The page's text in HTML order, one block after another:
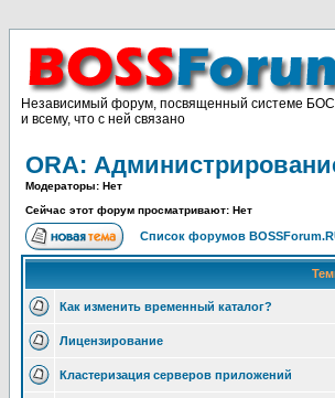
Независимый форум, посвященный системе
и всему, что с ней связано
ORA:
Модераторы: Нет
Сейчас этот форум просматривают: Нет
Список форумов
Как изменить временный каталог?
Лицензирование
Кластеризация серверов приложений